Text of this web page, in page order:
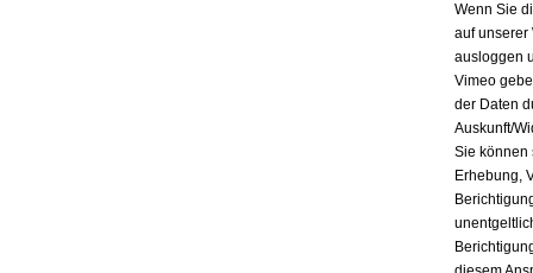
Wenn Sie
auf unserer
ausloggen
Vimeo
der Daten
Auskunft/
Sie können
Erhebung,